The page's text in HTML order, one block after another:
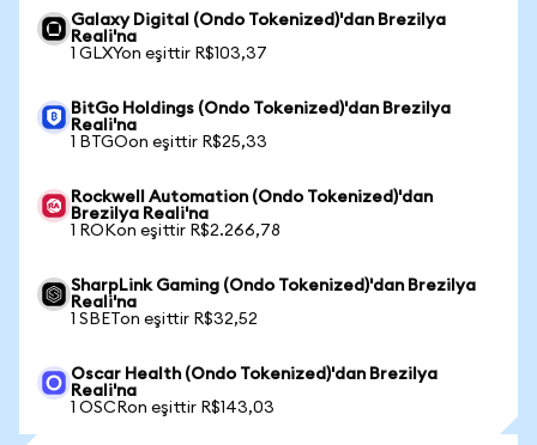
Galaxy Digital (Ondo Tokenized)'dan Brezilya
Reali'na
1 GLXYon eşittir R$103,37
BitGo Holdings (Ondo Tokenized)'dan Brezilya
Reali'na
1 BTGOon eşittir R$25,33
Rockwell Automation (Ondo Tokenized)'dan
Brezilya Reali'na
1 ROKon eşittir R$2.266,78
SharpLink Gaming (Ondo Tokenized)'dan Brezilya
Reali'na
1 SBETon eşittir R$32,52
Oscar Health (Ondo Tokenized)'dan Brezilya
Reali'na
1 OSCRon eşittir R$143,03